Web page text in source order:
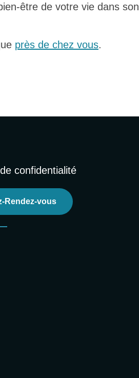
être de votre vie dans son
près de chez vous.
confidentialité
Rendez-vous